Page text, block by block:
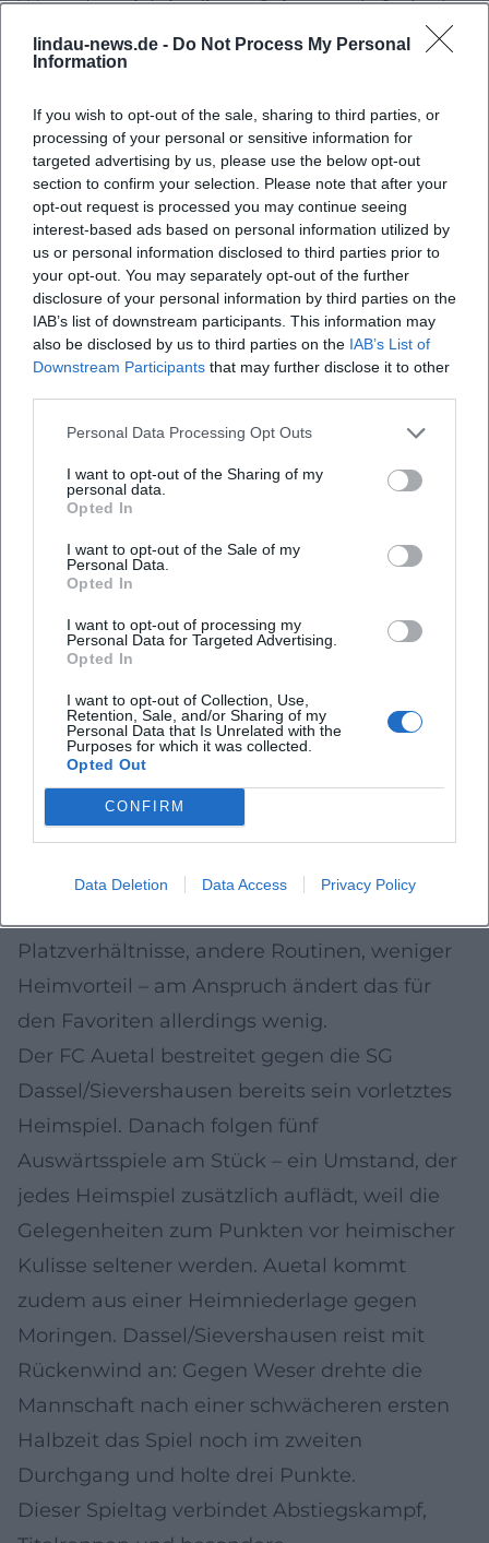
lindau-news.de - Do Not Process My Personal
Information
If you wish to opt-out of the sale, sharing to third parties, or
processing of your personal or sensitive information for
targeted advertising by us, please use the below opt-out
section to confirm your selection. Please note that after your
opt-out request is processed you may continue seeing
interest-based ads based on personal information utilized by
us or personal information disclosed to third parties prior to
your opt-out. You may separately opt-out of the further
disclosure of your personal information by third parties on the
IAB’s list of downstream participants. This information may
also be disclosed by us to third parties on the IAB’s List of
Downstream Participants that may further disclose it to other
Personal Data Processing Opt Outs
I want to opt-out of the Sharing of my
personal data.
Opted In
I want to opt-out of the Sale of my
Personal Data.
Opted In
I want to opt-out of processing my
Personal Data for Targeted Advertising.
Opted In
I want to opt-out of Collection, Use,
Retention, Sale, and/or Sharing of my
Personal Data that Is Unrelated with the
Purposes for which it was collected.
Opted Out
CONFIRM
Data Deletion Data Access Privacy Policy
Weser hat sich in dieser Saison mehrfach als
unangenehmer Gegner erwiesen – ein
gewinnen muss, sondern dafür
voraussichtlich auch geduldig und stabil
auftreten muss.
Der SV Moringen ist auswärts bei der SG
Heisebeck/Offensen gefordert. Nach zwei
Siegen am vergangenen Wochenende hat
Moringen die Heimniederlage gegen
Hettensen verarbeitet, doch in Fürstenhagen
Anspruch im oberen Bereich bestätigen
solchen Auswärtsaufgaben nicht leer
Beim TSV Sudheim ist die Ausgangslage auf
Markoldendorf/Ellensen geht Sudheim als
Favorit in die Partie. Ungewöhnlich ist
diesmal der Rahmen: Das “Heimspiel” findet
nicht in Sudheim statt, sondern in Bühle –
Grund ist die “Tanz-in-den-Mai-Veranstaltung”
auf dem Sudheimer Sportplatz. Ein
Alternativtermin mit dem Gegner kam nicht
zustande. Auch solche Verschiebungen
Platzverhältnisse, andere Routinen, weniger
Heimvorteil – am Anspruch ändert das für
den Favoriten allerdings wenig.
Der FC Auetal bestreitet gegen die SG
Dassel/Sievershausen bereits sein vorletztes
Heimspiel. Danach folgen fünf
Auswärtsspiele am Stück – ein Umstand, der
jedes Heimspiel zusätzlich auflädt, weil die
Gelegenheiten zum Punkten vor heimischer
Kulisse seltener werden. Auetal kommt
zudem aus einer Heimniederlage gegen
Moringen. Dassel/Sievershausen reist mit
Rückenwind an: Gegen Weser drehte die
Mannschaft nach einer schwächeren ersten
Halbzeit das Spiel noch im zweiten
Durchgang und holte drei Punkte.
Dieser Spieltag verbindet Abstiegskampf,